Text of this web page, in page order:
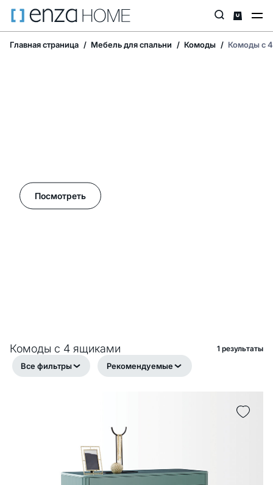
Главная страница Мебель для спальни Комоды Комоды с
Посмотреть
Комоды с 4 ящиками 1 pезультаты
Все фильтры Рекомендуемые